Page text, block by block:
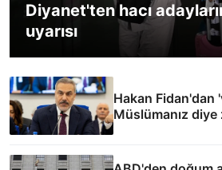
Diyanet'ten hacı
uyarısı
Hakan Fidan'dan
Müslümanız diye